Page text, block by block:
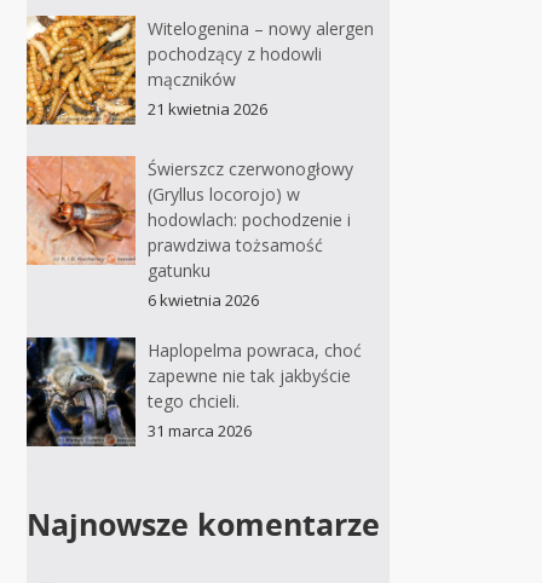
Witelogenina – nowy alergen
pochodzący z hodowli
mączników
21 kwietnia 2026
Świerszcz czerwonogłowy
(Gryllus locorojo) w
hodowlach: pochodzenie i
prawdziwa tożsamość
gatunku
6 kwietnia 2026
Haplopelma powraca, choć
zapewne nie tak jakbyście
tego chcieli.
31 marca 2026
Najnowsze komentarze